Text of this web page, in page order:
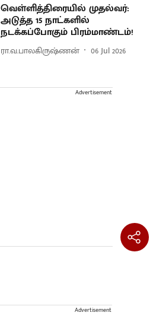
​வெள்ளித்திரையில் முதல்வர்:
அடுத்த 15 நாட்களில்
நடக்கப்போகும் பிரம்மாண்டம்!
ரா.வ.பாலகிருஷ்ணன் 06 Jul 2026
Advertisement
Advertisement